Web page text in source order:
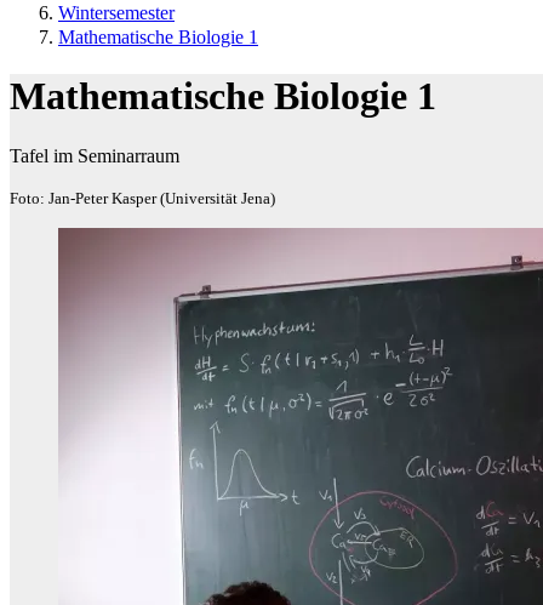
Wintersemester
Mathematische Biologie 1
Mathematische Biologie 1
Tafel im Seminarraum
Foto: Jan-Peter Kasper (Universität Jena)